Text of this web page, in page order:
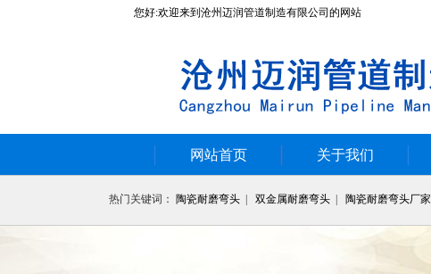
您好:欢迎来到沧州迈润管道制造有限公司的网站
网站首页 关于我们
热门关键词： 陶瓷耐磨弯头 双金属耐磨弯头 陶瓷耐磨弯头厂家